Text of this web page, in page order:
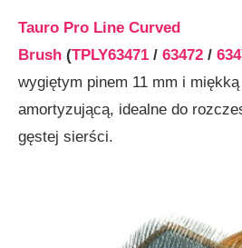
Tauro Pro Line Curved
Brush (TPLY63471 / 63472 /
wygiętym pinem 11 mm i
amortyzującą, idealne do
gęstej sierści.